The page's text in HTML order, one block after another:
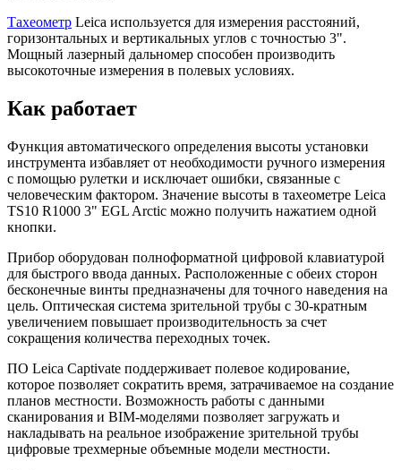
Тахеометр Leica используется для измерения расстояний,
горизонтальных и вертикальных углов с точностью 3".
Мощный лазерный дальномер способен производить
высокоточные измерения в полевых условиях.
Как работает
Функция автоматического определения высоты установки
инструмента избавляет от необходимости ручного измерения
с помощью рулетки и исключает ошибки, связанные с
человеческим фактором. Значение высоты в тахеометре Leica
TS10 R1000 3" EGL Arctic можно получить нажатием одной
кнопки.
Прибор оборудован полноформатной цифровой клавиатурой
для быстрого ввода данных. Расположенные с обеих сторон
бесконечные винты предназначены для точного наведения на
цель. Оптическая система зрительной трубы с 30-кратным
увеличением повышает производительность за счет
сокращения количества переходных точек.
ПО Leica Captivate поддерживает полевое кодирование,
которое позволяет сократить время, затрачиваемое на создание
планов местности. Возможность работы с данными
сканирования и BIM-моделями позволяет загружать и
накладывать на реальное изображение зрительной трубы
цифровые трехмерные объемные модели местности.